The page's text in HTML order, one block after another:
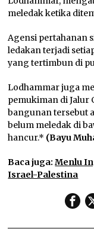
meledak ketika
Agensi pertahanan
ledakan terjadi
yang tertimbun di
Lodhammar juga
pemukiman di Jalur
bangunan tersebut
belum meledak di
hancur.* (Bayu
Baca juga:Menlu
Israel-Palestina